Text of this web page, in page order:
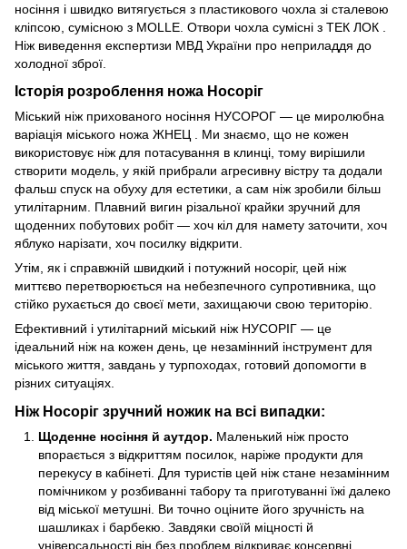
носіння і швидко витягується з пластикового чохла зі сталевою
кліпсою, сумісною з MOLLE. Отвори чохла сумісні з ТЕК ЛОК .
Ніж виведення експертизи МВД України про неприладдя до
холодної зброї.
Історія розроблення ножа Носоріг
Міський ніж прихованого носіння НУСОРОГ — це миролюбна
варіація міського ножа ЖНЕЦ . Ми знаємо, що не кожен
використовує ніж для потасування в клинці, тому вирішили
створити модель, у якій прибрали агресивну вістру та додали
фальш спуск на обуху для естетики, а сам ніж зробили більш
утилітарним. Плавний вигин різальної крайки зручний для
щоденних побутових робіт — хоч кіл для намету заточити, хоч
яблуко нарізати, хоч посилку відкрити.
Утім, як і справжній швидкий і потужний носоріг, цей ніж
миттєво перетворюється на небезпечного супротивника, що
стійко рухається до своєї мети, захищаючи свою територію.
Ефективний і утилітарний міський ніж НУСОРІГ — це
ідеальний ніж на кожен день, це незамінний інструмент для
міського життя, завдань у турпоходах, готовий допомогти в
різних ситуаціях.
Ніж Носоріг зручний ножик на всі випадки:
Щоденне носіння й аутдор. Маленький ніж просто
впорається з відкриттям посилок, наріже продукти для
перекусу в кабінеті. Для туристів цей ніж стане незамінним
помічником у розбиванні табору та приготуванні їжі далеко
від міської метушні. Ви точно оціните його зручність на
шашликах і барбекю. Завдяки своїй міцності й
універсальності він без проблем відкриває консервні